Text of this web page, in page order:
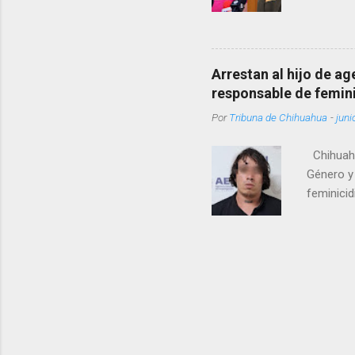
¿Qué tal
tendrá
favor,
han sido
Arrestan al hijo de
responsable de
PorTribuna de Chihuahua -
Género
que